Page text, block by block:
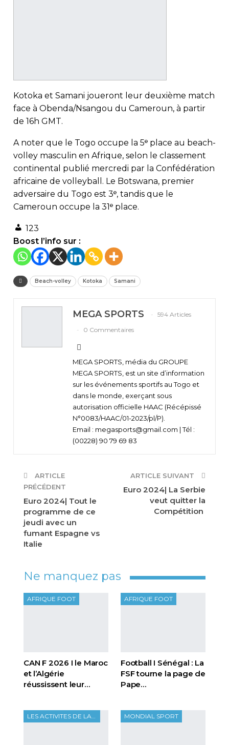
Kotoka et Samani joueront leur deuxième match
face à Obenda/Nsangou du Cameroun, à partir
de 16h GMT.
A noter que le Togo occupe la 5ᵉ place au beach-
volley masculin en Afrique, selon le classement
continental publié mercredi par la Confédération
africaine de volleyball. Le Botswana, premier
adversaire du Togo est 3ᵉ, tandis que le
Cameroun occupe la 31ᵉ place.
123
Boost l’info sur :
Beach-volley Kotoka Samani
MEGA SPORTS
594 Articles
0 Commentaires
MEGA SPORTS, média du GROUPE
MEGA SPORTS, est un site d’information
sur les événements sportifs au Togo et
dans le monde, exerçant sous
autorisation officielle HAAC (Récépissé
N°0083/HAAC/01-2023/pl/P).
Email : megasports@gmail.com | Tél :
(00228) 90 79 69 83
ARTICLE
PRÉCÉDENT
Euro 2024| Tout le
programme de ce
jeudi avec un
fumant Espagne vs
Italie
ARTICLE SUIVANT
Euro 2024| La Serbie
veut quitter la
Compétition
Ne manquez pas
AFRIQUE FOOT
CAN F 2026 I le Maroc
et l’Algérie
réussissent leur…
AFRIQUE FOOT
Football I Sénégal : La
FSF tourne la page de
Pape…
MONDIAL SPORT